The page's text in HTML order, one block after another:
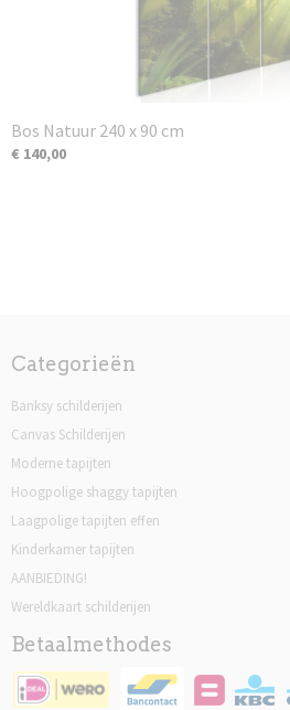
Bos Natuur 240 x 90 cm
€ 140,00
Categorieën
Banksy schilderijen
Canvas Schilderijen
Moderne tapijten
Hoogpolige shaggy tapijten
Laagpolige tapijten effen
Kinderkamer tapijten
AANBIEDING!
Wereldkaart schilderijen
Betaalmethodes